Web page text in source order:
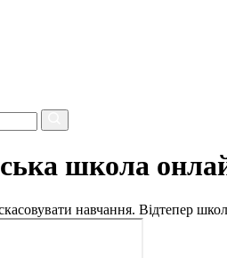
школа
навчання. Відтепер